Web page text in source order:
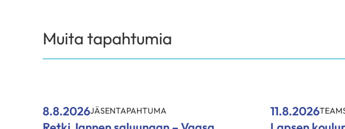
Muita tapahtumia
8.8.2026JÄSENTAPAHTUMA 11.8.2026